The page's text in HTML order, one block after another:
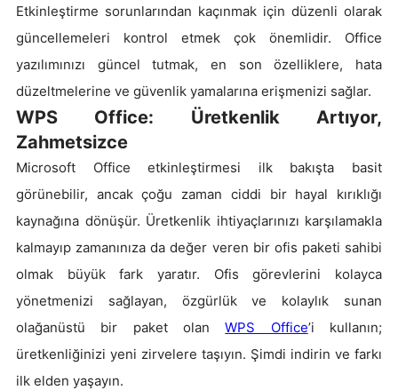
Etkinleştirme sorunlarından kaçınmak için düzenli olarak
güncellemeleri kontrol etmek çok önemlidir. Office
yazılımınızı güncel tutmak, en son özelliklere, hata
düzeltmelerine ve güvenlik yamalarına erişmenizi sağlar.
WPS Office: Üretkenlik Artıyor,
Zahmetsizce
Microsoft Office etkinleştirmesi ilk bakışta basit
görünebilir, ancak çoğu zaman ciddi bir hayal kırıklığı
kaynağına dönüşür. Üretkenlik ihtiyaçlarınızı karşılamakla
kalmayıp zamanınıza da değer veren bir ofis paketi sahibi
olmak büyük fark yaratır. Ofis görevlerini kolayca
yönetmenizi sağlayan, özgürlük ve kolaylık sunan
olağanüstü bir paket olanWPS Office’i kullanın;
üretkenliğinizi yeni zirvelere taşıyın. Şimdi indirin ve farkı
ilk elden yaşayın.